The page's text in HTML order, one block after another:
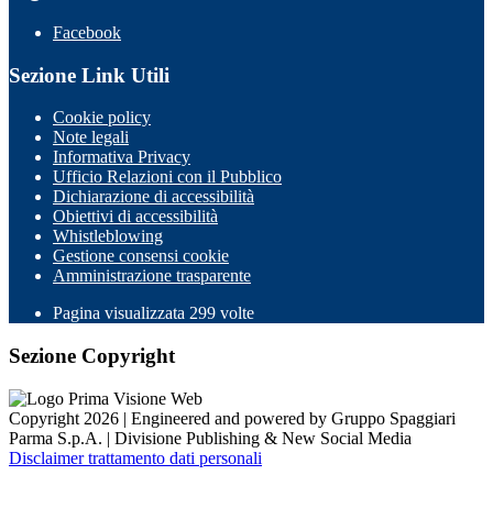
Facebook
Sezione Link Utili
Cookie policy
Note legali
Informativa Privacy
Ufficio Relazioni con il Pubblico
Dichiarazione di accessibilità
Obiettivi di accessibilità
Whistleblowing
Gestione consensi cookie
Amministrazione trasparente
Pagina visualizzata 299 volte
Sezione Copyright
Copyright 2026 | Engineered and powered by Gruppo Spaggiari
Parma S.p.A. | Divisione Publishing & New Social Media
Disclaimer trattamento dati personali